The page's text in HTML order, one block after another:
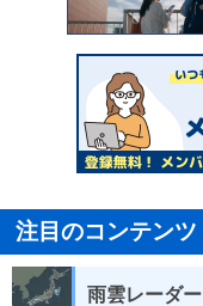
注目のコンテンツ
雨雲レーダー